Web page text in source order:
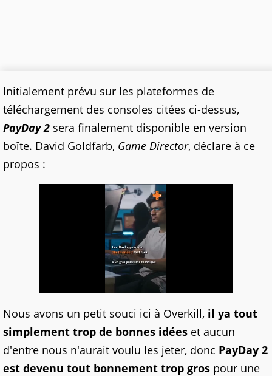
Initialement prévu sur les plateformes de
téléchargement des consoles citées ci-dessus,
PayDay 2 sera finalement disponible en version
boîte. David Goldfarb, Game Director, déclare à ce
propos :
Nous avons un petit souci ici à Overkill, il ya tout
simplement trop de bonnes idées et aucun
d'entre nous n'aurait voulu les jeter, donc PayDay 2
est devenu tout bonnement trop gros pour une